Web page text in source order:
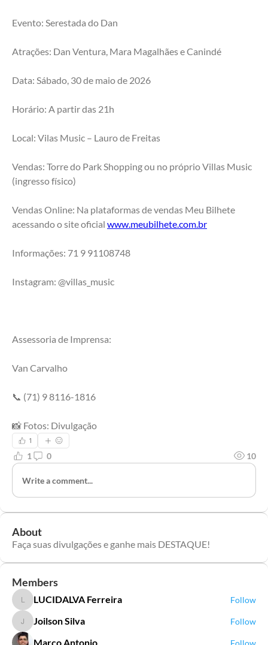
Evento: Serestada do Dan
Atrações: Dan Ventura, Mara Magalhães e Canindé
Data: Sábado, 30 de maio de 2026
Horário: A partir das 21h
Local: Vilas Music – Lauro de Freitas
Vendas: Torre do Park Shopping ou no próprio Villas Music
(ingresso físico)
Vendas Online: Na plataformas de vendas Meu Bilhete
acessando o site oficial www.meubilhete.com.br
Informações: 71 9 91108748
Instagram: @villas_music
Assessoria de Imprensa:
Van Carvalho
📞 (71) 9 8116-1816
📸 Fotos: Divulgação
1
1 0 10
Write a comment...
About
Faça suas divulgações e ganhe mais DESTAQUE!
Members
LUCIDALVA Ferreira
LUCIDALVA Ferreira Follow
Joilson Silva
Joilson Silva Follow
Marco Antonio Follow